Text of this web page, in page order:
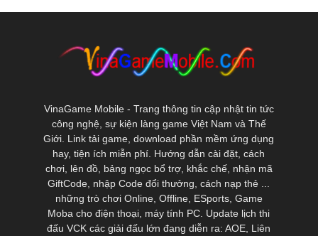
VinaGame Mobile - Trang thông tin cập nhật tin tức
công nghệ, sự kiện làng game Việt Nam và Thế
Giới. Link tải game, download phần mềm ứng dụng
hay, tiện ích miễn phí. Hướng dẫn cài đặt, cách
chơi, lên đồ, bảng ngọc bổ trợ, khắc chế, nhận mã
GiftCode, nhập Code đổi thưởng, cách nạp thẻ ...
những trò chơi Online, Offline, ESports, Game
Moba cho điện thoại, máy tính PC. Update lịch thi
đấu VCK các giải đấu lớn đang diễn ra: AOE, Liên